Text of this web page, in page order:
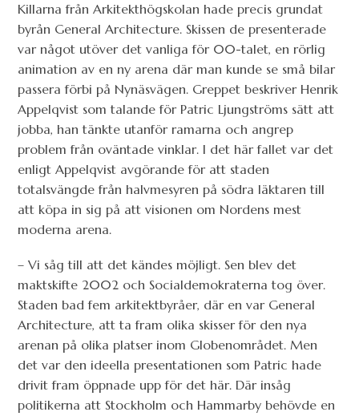
Killarna från Arkitekthögskolan hade precis grundat
byrån General Architecture. Skissen de presenterade
var något utöver det vanliga för 00-talet, en rörlig
animation av en ny arena där man kunde se små bilar
passera förbi på Nynäsvägen. Greppet beskriver Henrik
Appelqvist som talande för Patric Ljungströms sätt att
jobba, han tänkte utanför ramarna och angrep
problem från oväntade vinklar. I det här fallet var det
enligt Appelqvist avgörande för att staden
totalsvängde från halvmesyren på södra läktaren till
att köpa in sig på att visionen om Nordens mest
moderna arena.
– Vi såg till att det kändes möjligt. Sen blev det
maktskifte 2002 och Socialdemokraterna tog över.
Staden bad fem arkitektbyråer, där en var General
Architecture, att ta fram olika skisser för den nya
arenan på olika platser inom Globenområdet. Men
det var den ideella presentationen som Patric hade
drivit fram öppnade upp för det här. Där insåg
politikerna att Stockholm och Hammarby behövde en